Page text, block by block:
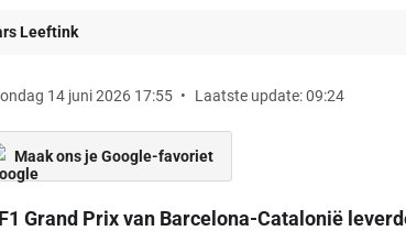
Leeftink
14 juni 2026 17:55 Laatste update: 09:24
Maak ons je Google-favoriet
Grand Prix van Barcelona-Catalonië